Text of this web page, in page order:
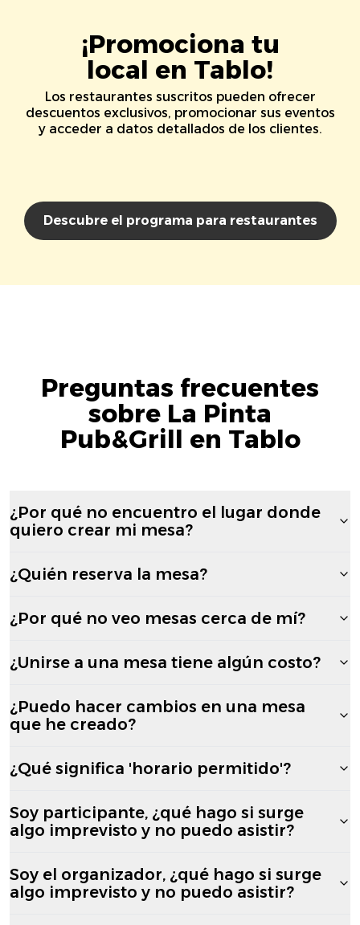
¡Promociona tu
local en Tablo!
Los restaurantes suscritos pueden ofrecer
descuentos exclusivos, promocionar sus eventos
y acceder a datos detallados de los clientes.
Descubre el programa para restaurantes
Preguntas frecuentes
sobre La Pinta
Pub&Grill en Tablo
¿Por qué no encuentro el lugar donde
quiero crear mi mesa?
¿Quién reserva la mesa?
¿Por qué no veo mesas cerca de mí?
¿Unirse a una mesa tiene algún costo?
¿Puedo hacer cambios en una mesa
que he creado?
¿Qué significa 'horario permitido'?
Soy participante, ¿qué hago si surge
algo imprevisto y no puedo asistir?
Soy el organizador, ¿qué hago si surge
algo imprevisto y no puedo asistir?